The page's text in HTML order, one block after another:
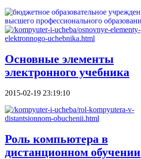
Основные элементы
электронного учебника
2015-02-19 23:19:10
Роль компьютера в
дистанционном обучении